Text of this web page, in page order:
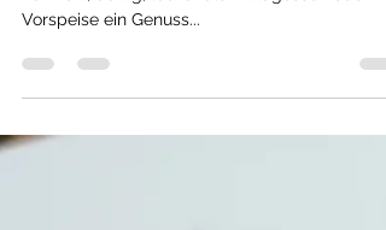
23. Mai 2021
einfache, schnelle Rezepte
Ungarische Gulaschsuppe,
deftig, gut gewürzt und